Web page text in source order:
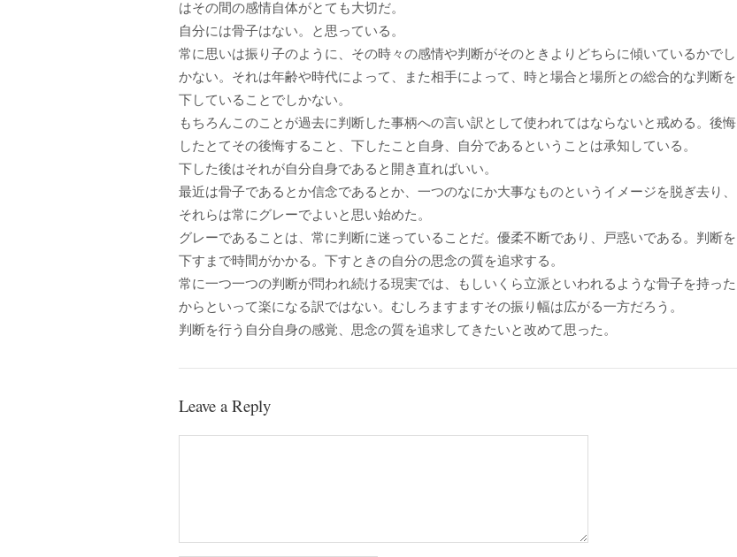
はその間の感情自体がとても大切だ。
自分には骨子はない。と思っている。
常に思いは振り子のように、その時々の感情や判断がそのときよりどちらに傾いているかでし
かない。それは年齢や時代によって、また相手によって、時と場合と場所との総合的な判断を
下していることでしかない。
もちろんこのことが過去に判断した事柄への言い訳として使われてはならないと戒める。後悔
したとてその後悔すること、下したこと自身、自分であるということは承知している。
下した後はそれが自分自身であると開き直ればいい。
最近は骨子であるとか信念であるとか、一つのなにか大事なものというイメージを脱ぎ去り、
それらは常にグレーでよいと思い始めた。
グレーであることは、常に判断に迷っていることだ。優柔不断であり、戸惑いである。判断を
下すまで時間がかかる。下すときの自分の思念の質を追求する。
常に一つ一つの判断が問われ続ける現実では、もしいくら立派といわれるような骨子を持った
からといって楽になる訳ではない。むしろますますその振り幅は広がる一方だろう。
判断を行う自分自身の感覚、思念の質を追求してきたいと改めて思った。
Leave a Reply